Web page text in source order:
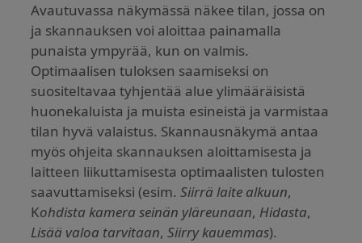
Avautuvassa näkymässä näkee tilan, jossa on
ja skannauksen voi aloittaa painamalla
punaista ympyrää, kun on valmis.
Optimaalisen tuloksen saamiseksi on
suositeltavaa tyhjentää alue ylimääräisistä
huonekaluista ja muista esineistä ja varmistaa
tilan hyvä valaistus. Skannausnäkymä antaa
myös ohjeita skannauksen aloittamisesta ja
laitteen liikuttamisesta optimaalisten tulosten
saavuttamiseksi (esim.Siirrä laite alkuun,
Kohdista kamera seinän yläreunaan, Hidasta,
Lisää valoa tarvitaan,Siirry kauemmas).